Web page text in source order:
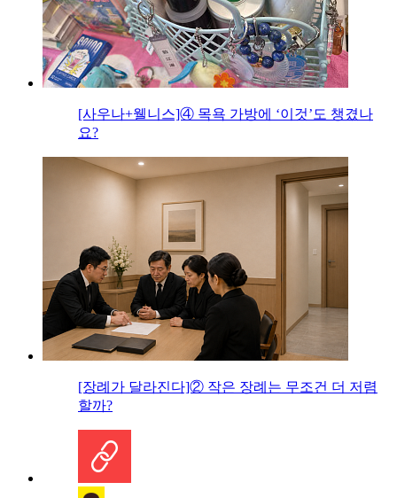
[사우나+웰니스]④ 목욕 가방에 ‘이것’도 챙겼나
요?
[장례가 달라진다]② 작은 장례는 무조건 더 저렴
할까?